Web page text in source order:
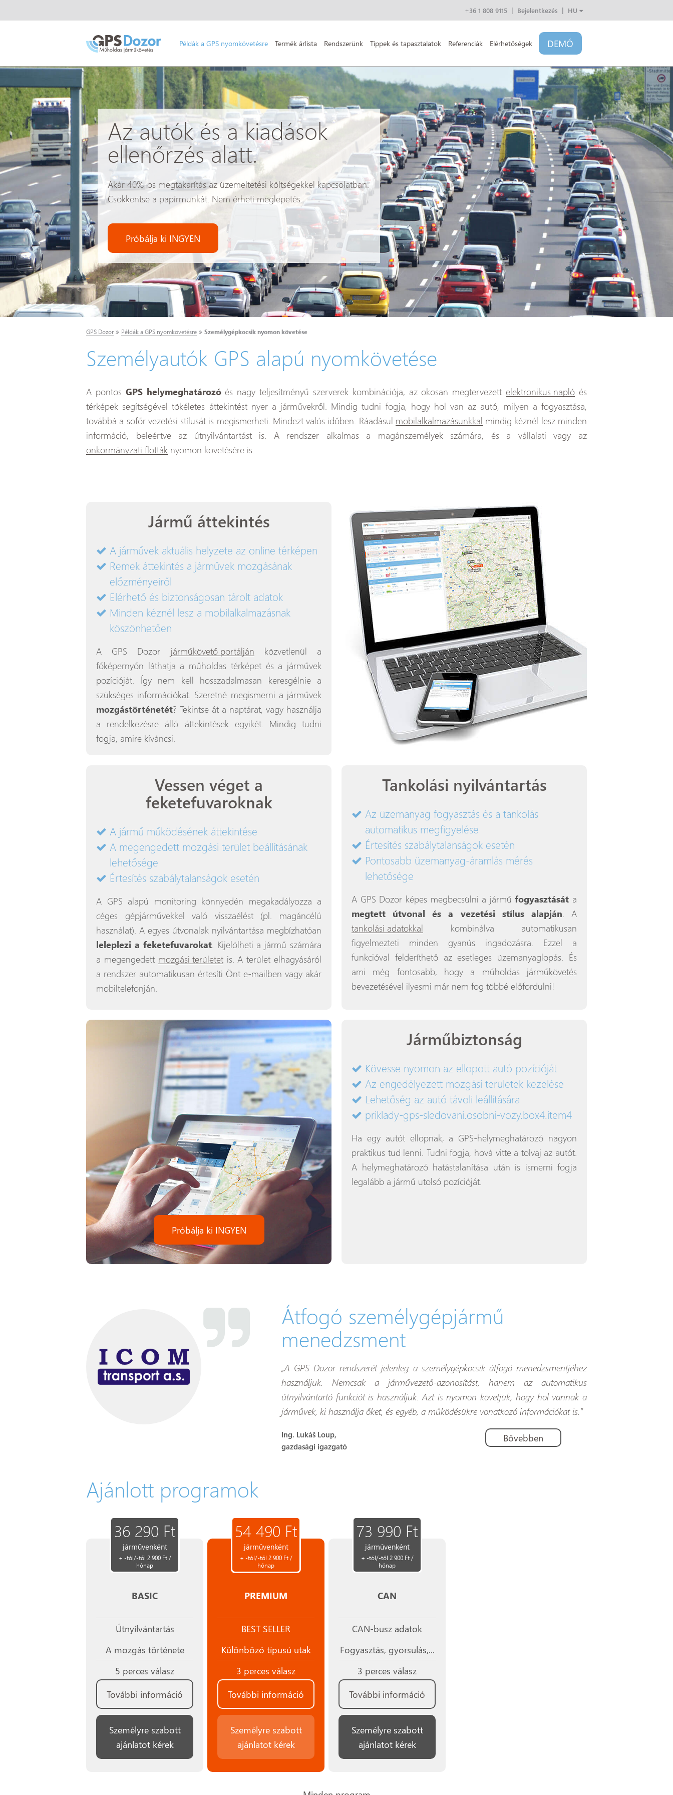
EN
CZ
SK
+36 1 808 9115 Bejelentkezés HU
Példák a GPS nyomkövetésre Termék árlista Rendszerünk Tippek és tapasztalatok Referenciák Elérhetőségek DEMÓ
Az autók és a kiadások
ellenőrzés alatt.
Akár 40%-os megtakarítás az üzemeltetési költségekkel kapcsolatban.
Csökkentse a papírmunkát. Nem érheti meglepetés.
Próbálja ki INGYEN
GPS Dozor Példák a GPS nyomkövetésre Személygépkocsik nyomon követése
Személyautók GPS alapú nyomkövetése
A pontos GPS helymeghatározóés nagy teljesítményű szerverek kombinációja, az okosan megtervezettelektronikus napló és
térképek segítségével tökéletes áttekintést nyer a járművekről. Mindig tudni fogja, hogy hol van az autó, milyen a fogyasztása,
továbbá a sofőr vezetési stílusát is megismerheti. Mindezt valós időben. Ráadásul mobilalkalmazásunkkal mindig kéznél lesz minden
információ, beleértve az útnyilvántartást is. A rendszer alkalmas a magánszemélyek számára, és a vállalati vagy az
önkormányzati flották nyomon követésére is.
Jármű áttekintés
A járművek aktuális helyzete az online térképen
Remek áttekintés a járművek mozgásának
előzményeiről
Elérhető és biztonságosan tárolt adatok
Minden kéznél lesz a mobilalkalmazásnak
köszönhetően
A GPS Dozor járműkövető portálján közvetlenül a
főképernyőn láthatja a műholdas térképet és a járművek
pozícióját. Így nem kell hosszadalmasan keresgélnie a
szükséges információkat. Szeretné megismerni a járművek
mozgástörténetét? Tekintse át a naptárat, vagy használja
a rendelkezésre álló áttekintések egyikét. Mindig tudni
fogja, amire kíváncsi.
Vessen véget a
feketefuvaroknak
A jármű működésének áttekintése
A megengedett mozgási terület beállításának
lehetősége
Értesítés szabálytalanságok esetén
A GPS alapú monitoring könnyedén megakadályozza a
céges gépjárművekkel való visszaélést (pl. magáncélú
használat). A egyes útvonalak nyilvántartása megbízhatóan
leleplezi a feketefuvarokat. Kijelölheti a jármű számára
a megengedett mozgási területetis. A terület elhagyásáról
a rendszer automatikusan értesíti Önt e-mailben vagy akár
mobiltelefonján.
Tankolási nyilvántartás
Az üzemanyag fogyasztás és a tankolás
automatikus megfigyelése
Értesítés szabálytalanságok esetén
Pontosabb üzemanyag-áramlás mérés
lehetősége
A GPS Dozor képes megbecsülni a járműfogyasztását a
megtett útvonal és a vezetési stílus alapján. A
tankolási adatokkal kombinálva automatikusan
figyelmezteti minden gyanús ingadozásra. Ezzel a
funkcióval felderíthető az esetleges üzemanyaglopás. És
ami még fontosabb, hogy a műholdas járműkövetés
bevezetésével ilyesmi már nem fog többé előfordulni!
Próbálja ki INGYEN
Járműbiztonság
Kövesse nyomon az ellopott autó pozícióját
Az engedélyezett mozgási területek kezelése
Lehetőség az autó távoli leállítására
priklady-gps-sledovani.osobni-vozy.box4.item4
Ha egy autót ellopnak, a GPS-helymeghatározó nagyon
praktikus tud lenni. Tudni fogja, hová vitte a tolvaj az autót.
A helymeghatározó hatástalanítása után is ismerni fogja
legalább a jármű utolsó pozícióját.
Átfogó személygépjármű
menedzsment
„A GPS Dozor rendszerét jelenleg a személygépkocsik átfogó menedzsmentjéhez
használjuk. Nemcsak a járművezető-azonosítást, hanem az automatikus
útnyilvántartó funkciót is használjuk. Azt is nyomon követjük, hogy hol vannak a
járművek, ki használja őket, és egyéb, a működésükre vonatkozó információkat is.”
Ing. Lukáš Loup,
gazdasági igazgató
Bővebben
Ajánlott programok
36 290 Ft
járművenként
+ -tól/-től 2 900 Ft /
hónap
BASIC
Útnyilvántartás
A mozgás története
5 perces válasz
További információ
Személyre szabott
ajánlatot kérek
54 490 Ft
járművenként
+ -tól/-től 2 900 Ft /
hónap
PREMIUM
BEST SELLER
Különböző típusú utak
3 perces válasz
További információ
Személyre szabott
ajánlatot kérek
73 990 Ft
járművenként
+ -tól/-től 2 900 Ft /
hónap
CAN
CAN-busz adatok
Fogyasztás, gyorsulás,...
3 perces válasz
További információ
Személyre szabott
ajánlatot kérek